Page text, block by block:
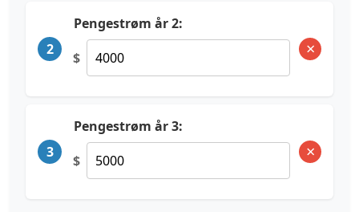
2
Pengestrøm år 2:
$
×
3
Pengestrøm år 3:
$
×